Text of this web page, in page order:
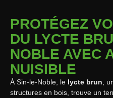
PROTÉGEZ
DU LYCTE
NOBLE AVEC
NUISIBLE
À Sin-le-Noble, le lycte brun ,
structures en bois, trouve un